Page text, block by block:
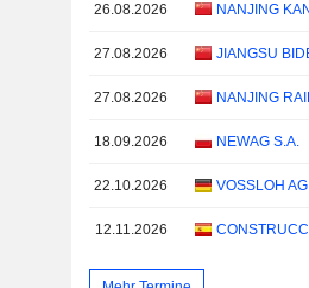
26.08.2026
27.08.2026
27.08.2026
18.09.2026 NEWAG S.A.
22.10.2026 VOSSLOH AG
12.11.2026